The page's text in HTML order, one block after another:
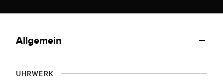
Allgemein
UHRWERK